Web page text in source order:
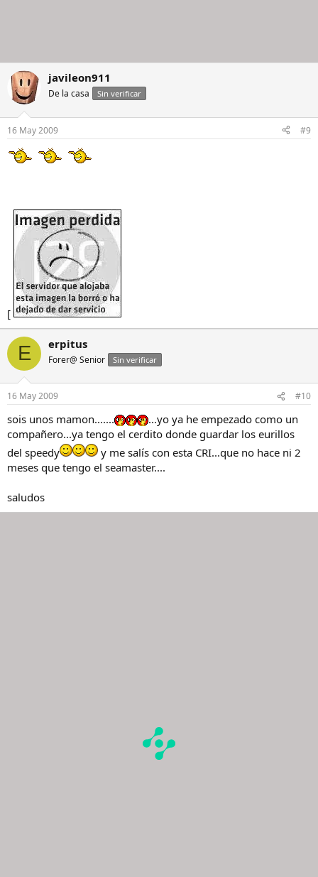
javileon911
De la casa Sin verificar
16 May 2009 #9
[
E erpitus
Forer@ Senior Sin verificar
16 May 2009 #10
sois unos mamon.......
...yo ya he empezado como un
compañero...ya tengo el cerdito donde guardar los eurillos
del speedy
y me salís con esta CRI...que no hace ni 2
meses que tengo el seamaster....
saludos